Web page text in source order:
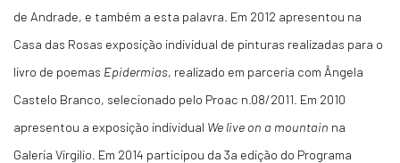
de Andrade, e também a esta palavra. Em 2012 apresentou na
Casa das Rosas exposição individual de pinturas realizadas para o
livro de poemas Epidermias, realizado em parceria com Ângela
Castelo Branco, selecionado pelo Proac n.08/2011. Em 2010
apresentou a exposição individual We live on a mountain na
Galeria Virgilio. Em 2014 participou da 3a edição do Programa